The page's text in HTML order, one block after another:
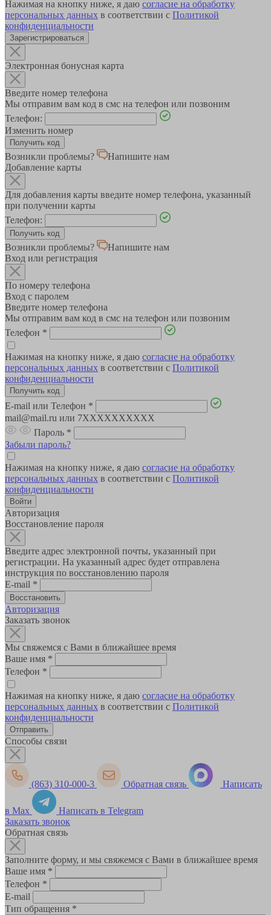
Нажимая на кнопку ниже, я даю согласие на обработку
персональных данных в соответствии с Политикой
конфиденциальности
Зарегистрироваться
Электронная бонусная карта
Введите номер телефона
Мы отправим вам код в смс на телефон или позвоним
Телефон:
Изменить номер
Возникли проблемы?
Напишите нам
Добавление карты
Для добавления карты введите номер телефона, указанный
при получении карты
Телефон:
Возникли проблемы?
Напишите нам
Вход или регистрация
По номеру телефона
Вход с паролем
Введите номер телефона
Мы отправим вам код в смс на телефон или позвоним
Телефон *
Нажимая на кнопку ниже, я даю согласие на обработку
персональных данных в соответствии с Политикой
конфиденциальности
E-mail или Телефон *
mail@mail.ru или 7XXXXXXXXXX
Пароль *
Забыли пароль?
Нажимая на кнопку ниже, я даю согласие на обработку
персональных данных в соответствии с Политикой
конфиденциальности
Авторизация
Восстановление пароля
Введите адрес электронной почты, указанный при
регистрации. На указанный адрес будет отправлена
инструкция по восстановлению пароля
E-mail *
Авторизация
Заказать звонок
Мы свяжемся с Вами в ближайшее время
Ваше имя *
Телефон *
Нажимая на кнопку ниже, я даю согласие на обработку
персональных данных в соответствии с Политикой
конфиденциальности
Способы связи
(863) 310-000-3 Обратная связь Написать
в Max
Написать в Telegram
Заказать звонок
Обратная связь
Заполните форму, и мы свяжемся с Вами в ближайшее время
Ваше имя *
Телефон *
E-mail
Тип обращения *